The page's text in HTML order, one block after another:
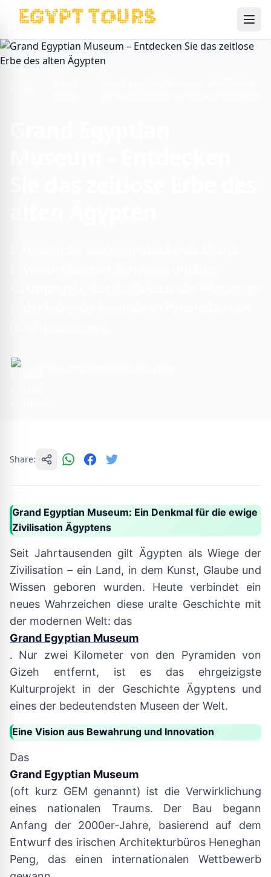
Share:
Grand Egyptian Museum: Ein Denkmal für die ewige
Zivilisation Ägyptens
Seit Jahrtausenden gilt Ägypten als Wiege der
Zivilisation – ein Land, in dem Kunst, Glaube und
Wissen geboren wurden. Heute verbindet ein
neues Wahrzeichen diese uralte Geschichte mit
der modernen Welt: das
Grand Egyptian Museum
. Nur zwei Kilometer von den Pyramiden von
Gizeh entfernt, ist es das ehrgeizigste
Kulturprojekt in der Geschichte Ägyptens und
eines der bedeutendsten Museen der Welt.
Eine Vision aus Bewahrung und Innovation
Das
Grand Egyptian Museum
(oft kurz GEM genannt) ist die Verwirklichung
eines nationalen Traums. Der Bau begann
Anfang der 2000er-Jahre, basierend auf dem
Entwurf des irischen Architekturbüros Heneghan
Peng, das einen internationalen Wettbewerb